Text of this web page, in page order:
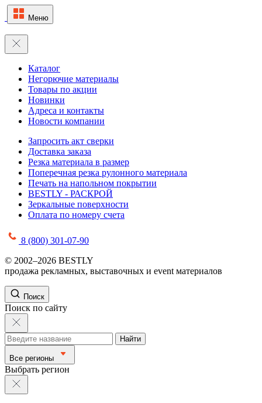
Меню
Каталог
Негорючие материалы
Товары по акции
Новинки
Адреса и контакты
Новости компании
Запросить акт сверки
Доставка заказа
Резка материала в размер
Поперечная резка рулонного материала
Печать на напольном покрытии
BESTLY - РАСКРОЙ
Зеркальные поверхности
Оплата по номеру счета
8 (800) 301-07-90
© 2002–2026 BESTLY
продажа рекламных, выставочных и event материалов
Поиск
Поиск по сайту
Найти
Все регионы
Выбрать регион